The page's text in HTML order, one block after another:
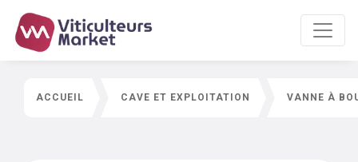
ACCUEIL CAVE ET EXPLOITATION VANNE À